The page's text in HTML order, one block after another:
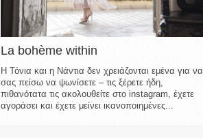
La bohème within
Η Τόνια και η Νάντια δεν χρειάζονται εμένα για να
σας πείσω να ψωνίσετε – τις ξέρετε ήδη,
πιθανότατα τις ακολουθείτε στο instagram, έχετε
αγοράσει και έχετε μείνει ικανοποιημένες...